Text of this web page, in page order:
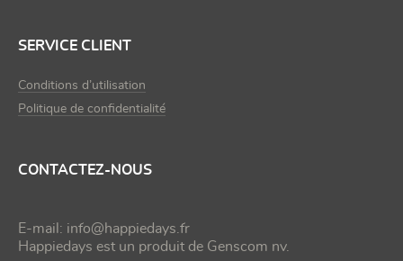
SERVICE CLIENT
Conditions d’utilisation
Politique de confidentialité
CONTACTEZ-NOUS
E-mail: info@happiedays.fr
Happiedays est un produit de Genscom nv.